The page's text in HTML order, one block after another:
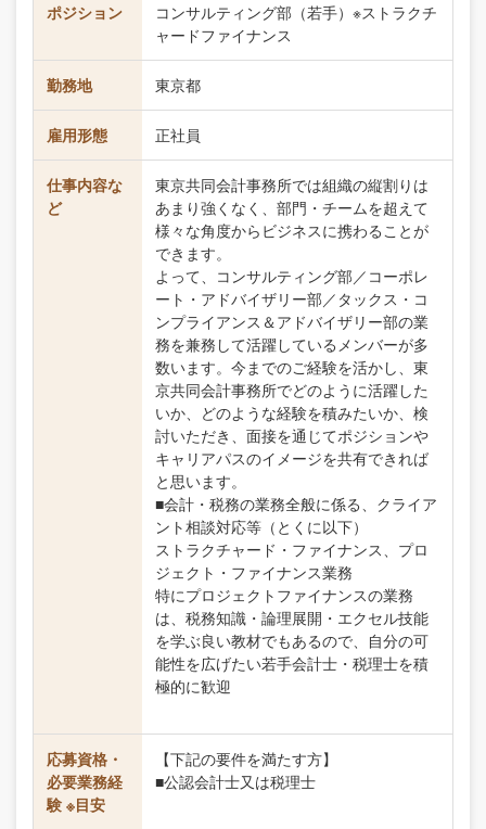
ポジション
コンサルティング部（若手）※ストラクチ
ャードファイナンス
勤務地 東京都
雇用形態 正社員
仕事内容な
ど
東京共同会計事務所では組織の縦割りは
あまり強くなく、部門・チームを超えて
様々な角度からビジネスに携わることが
できます。
よって、コンサルティング部／コーポレ
ート・アドバイザリー部／タックス・コ
ンプライアンス＆アドバイザリー部の業
務を兼務して活躍しているメンバーが多
数います。今までのご経験を活かし、東
京共同会計事務所でどのように活躍した
いか、どのような経験を積みたいか、検
討いただき、面接を通じてポジションや
キャリアパスのイメージを共有できれば
と思います。
■会計・税務の業務全般に係る、クライア
ント相談対応等（とくに以下）
ストラクチャード・ファイナンス、プロ
ジェクト・ファイナンス業務
特にプロジェクトファイナンスの業務
は、税務知識・論理展開・エクセル技能
を学ぶ良い教材でもあるので、自分の可
能性を広げたい若手会計士・税理士を積
極的に歓迎
応募資格・
必要業務経
験 ※目安
【下記の要件を満たす方】
■公認会計士又は税理士